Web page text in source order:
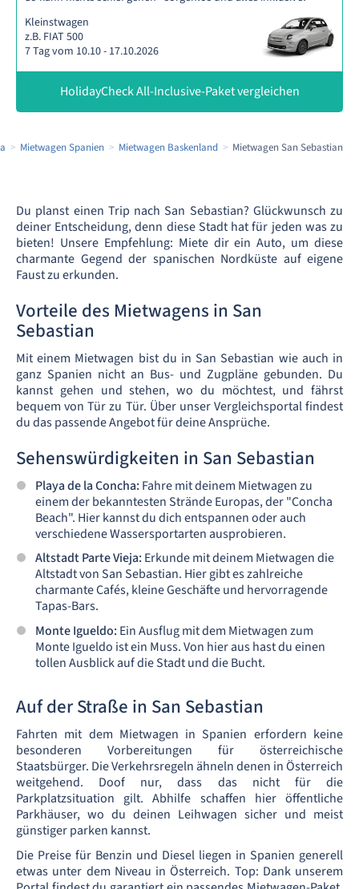
Kleinstwagen
z.B. FIAT 500
7 Tag vom 10.10 - 17.10.2026
HolidayCheck All-Inclusive-Paket vergleichen
Mietwagen Spanien Mietwagen Baskenland Mietwagen San Sebastian
Du planst einen Trip nach San Sebastian? Glückwunsch zu
deiner Entscheidung, denn diese Stadt hat für jeden was zu
bieten! Unsere Empfehlung: Miete dir ein Auto, um diese
charmante Gegend der spanischen Nordküste auf eigene
Faust zu erkunden.
Vorteile des Mietwagens in San
Sebastian
Mit einem Mietwagen bist du in San Sebastian wie auch in
ganz Spanien nicht an Bus- und Zugpläne gebunden. Du
kannst gehen und stehen, wo du möchtest, und fährst
bequem von Tür zu Tür. Über unser Vergleichsportal findest
du das passende Angebot für deine Ansprüche.
Sehenswürdigkeiten in San Sebastian
Playa de la Concha: Fahre mit deinem Mietwagen zu
einem der bekanntesten Strände Europas, der "Concha
Beach". Hier kannst du dich entspannen oder auch
verschiedene Wassersportarten ausprobieren.
Altstadt Parte Vieja: Erkunde mit deinem Mietwagen die
Altstadt von San Sebastian. Hier gibt es zahlreiche
charmante Cafés, kleine Geschäfte und hervorragende
Tapas-Bars.
Monte Igueldo: Ein Ausflug mit dem Mietwagen zum
Monte Igueldo ist ein Muss. Von hier aus hast du einen
tollen Ausblick auf die Stadt und die Bucht.
Auf der Straße in San Sebastian
Fahrten mit dem Mietwagen in Spanien erfordern keine
besonderen Vorbereitungen für österreichische
Staatsbürger. Die Verkehrsregeln ähneln denen in Österreich
weitgehend. Doof nur, dass das nicht für die
Parkplatzsituation gilt. Abhilfe schaffen hier öffentliche
Parkhäuser, wo du deinen Leihwagen sicher und meist
günstiger parken kannst.
Die Preise für Benzin und Diesel liegen in Spanien generell
etwas unter dem Niveau in Österreich. Top: Dank unserem